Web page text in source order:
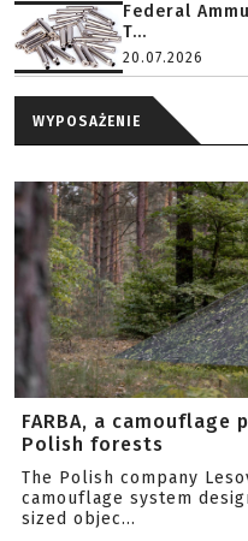
Federal
T...
20.07.2026
WYPOSAŻENIE
FARBA, a
Polish forests
The Polish company
camouflage system
sized objec...